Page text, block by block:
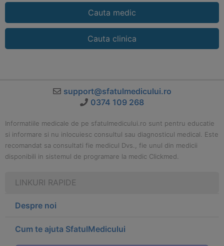
Cauta medic
Cauta clinica
support@sfatulmedicului.ro
0374 109 268
Informatiile medicale de pe sfatulmedicului.ro sunt pentru educatie
si informare si nu inlocuiesc consultul sau diagnosticul medical. Este
recomandat sa consultati fie medicul Dvs., fie unul din medicii
disponibili in sistemul de programare la medic Clickmed.
LINKURI RAPIDE
Despre noi
Cum te ajuta SfatulMedicului